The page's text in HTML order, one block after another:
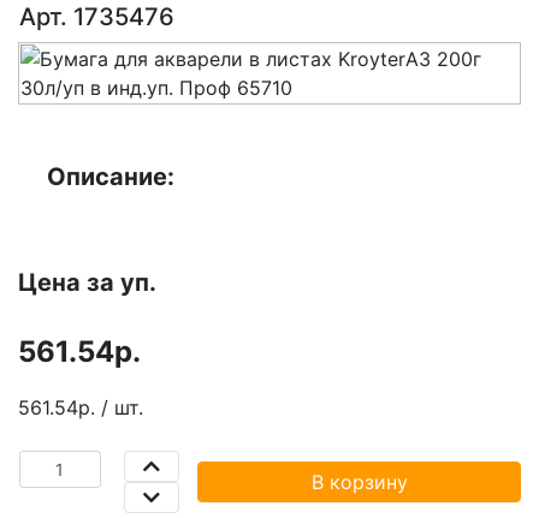
Арт. 1735476
Описание:
Цена за уп.
561.54р.
561.54р. / шт.
В корзину